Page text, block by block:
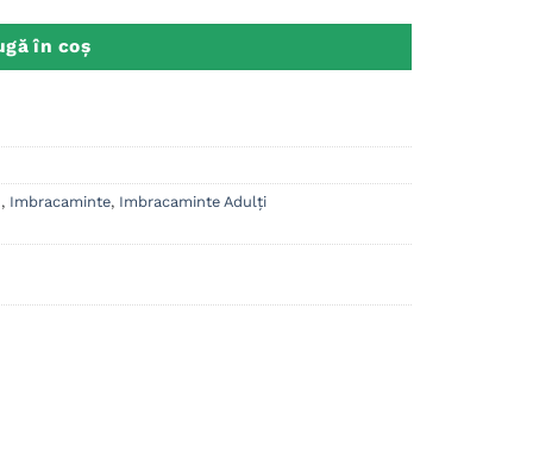
în coș
, Imbracaminte, Imbracaminte Adulți